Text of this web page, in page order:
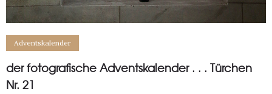
Adventskalender
der fotografische Adventskalender . . . Türchen
Nr. 21